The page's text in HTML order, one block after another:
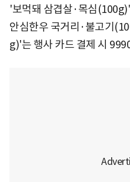
'보먹돼 삼겹살·목심
안심한우 국거리·불고기
g)'는 행사 카드 결제 시